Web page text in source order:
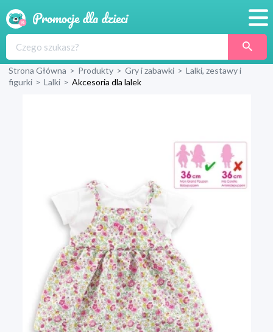
Produkty
Strona Główna > Produkty > Gry i zabawki > Lalki, zestawy i
figurki > Lalki > Akcesoria dla lalek